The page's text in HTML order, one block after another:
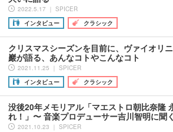
2022.5.17 ｜ SPICER
インタビュー
クラシック
クリスマスシーズンを目前に、ヴァイオリ
巖が語る、あんなコトやこんなコト
2021.11.25 ｜ SPICER
インタビュー
クラシック
没後20年メモリアル「マエストロ朝比奈隆
れ！」〜 音楽プロデューサー吉川智明に聞く
2021.10.23 ｜ SPICER